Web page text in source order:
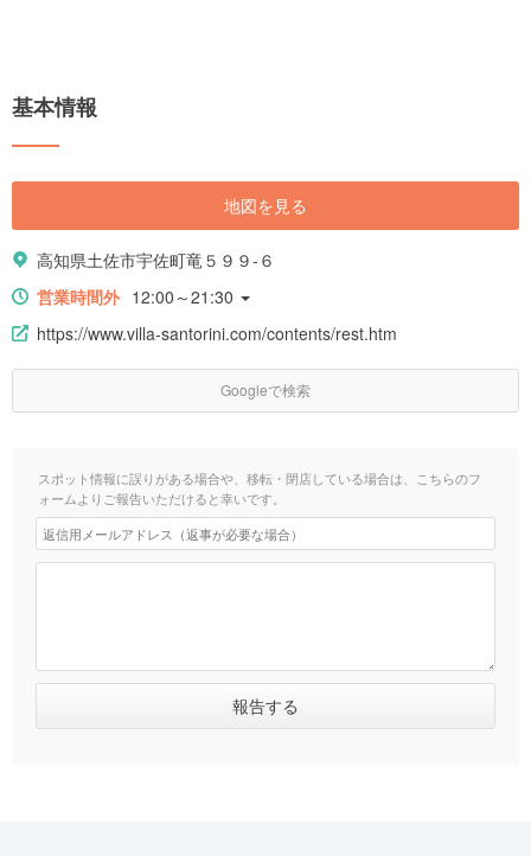
基本情報
地図を見る
高知県土佐市宇佐町竜５９９-６
営業時間外 12:00～21:30
https://www.villa-santorini.com/contents/rest.htm
Googleで検索
スポット情報に誤りがある場合や、移転・閉店している場合は、こちらのフ
ォームよりご報告いただけると幸いです。